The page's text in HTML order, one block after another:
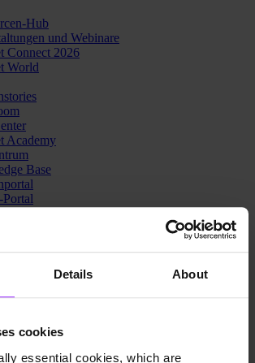
Details About
cookies
essential cookies, which are
Hub
und Webinare
Connect 2026
World
Academy
Base
Portal
Hub